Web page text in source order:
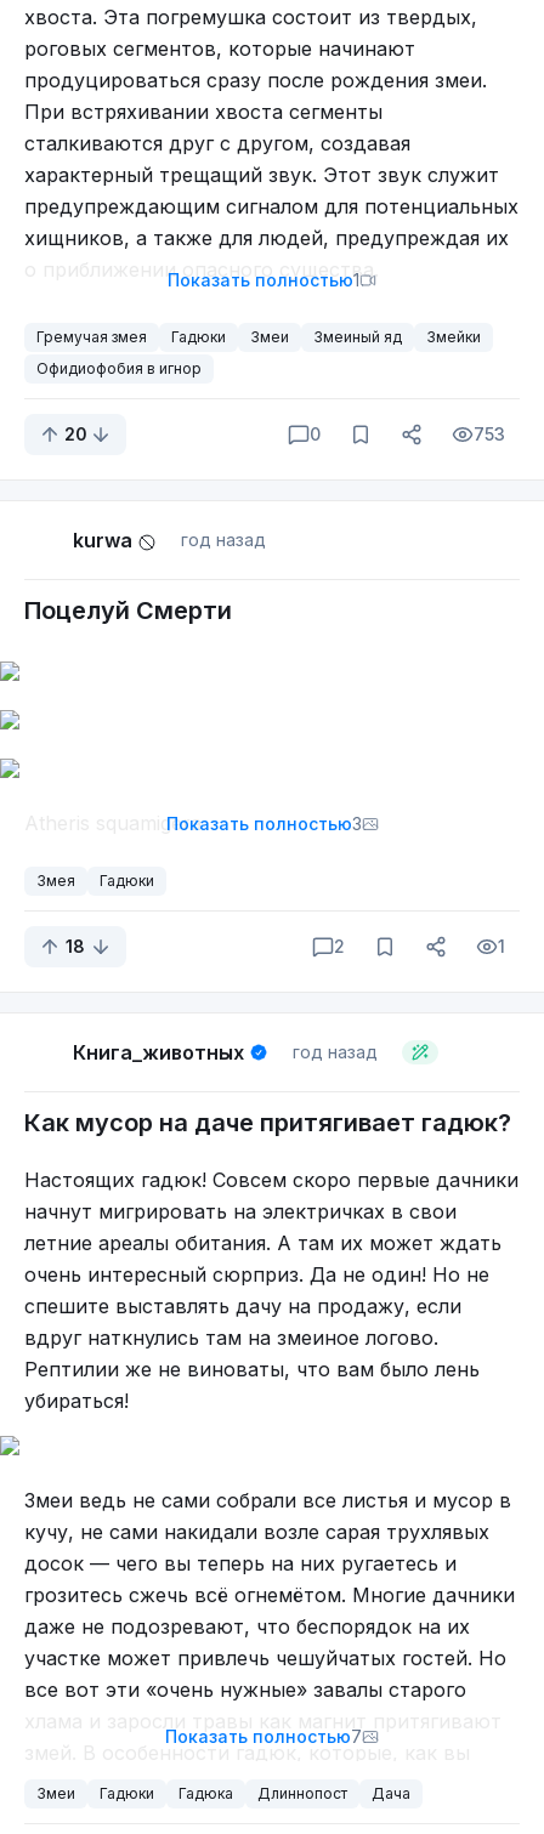
хвоста. Эта погремушка состоит из твердых,
роговых сегментов, которые начинают
продуцироваться сразу после рождения змеи.
При встряхивании хвоста сегменты
сталкиваются друг с другом, создавая
характерный трещащий звук. Этот звук служит
предупреждающим сигналом для потенциальных
хищников, а также для людей, предупреждая их
о приближении опасного существа.
Показать полностью1
Гремучая змея Гадюки Змеи Змеиный яд
Змейки
Офидиофобия в игнор
20 0 753
kurwa год назад
Поцелуй Смерти
Atheris squamigeraПоказать полностью3
Змея Гадюки
18 2 1
Книга_животных год назад
Как мусор на даче притягивает гадюк?
Настоящих гадюк! Совсем скоро первые дачники
начнут мигрировать на электричках в свои
летние ареалы обитания. А там их может ждать
очень интересный сюрприз. Да не один! Но не
спешите выставлять дачу на продажу, если
вдруг наткнулись там на змеиное логово.
Рептилии же не виноваты, что вам было лень
убираться!
Змеи ведь не сами собрали все листья и мусор в
кучу, не сами накидали возле сарая трухлявых
досок — чего вы теперь на них ругаетесь и
грозитесь сжечь всё огнемётом. Многие дачники
даже не подозревают, что беспорядок на их
участке может привлечь чешуйчатых гостей. Но
все вот эти «очень нужные» завалы старого
знаете, не просто страшные, но ещё и ядовитые.
Показать полностью7
Змеи Гадюки Гадюка Длиннопост Дача